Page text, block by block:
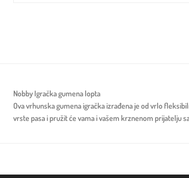
Nobby Igračka gumena lopta
Ova vrhunska gumena igračka izrađena je od vrlo
vrste pasa i pružit će vama i vašem krznenom prijatelju